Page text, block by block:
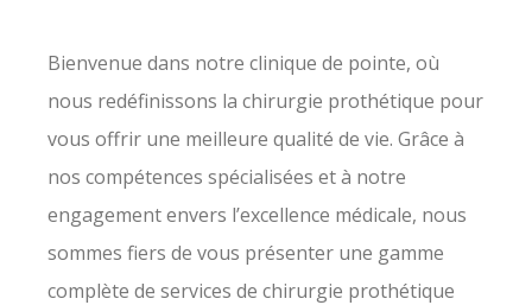
Bienvenue dans notre clinique de pointe, où
nous redéfinissons la chirurgie prothétique pour
vous offrir une meilleure qualité de vie. Grâce à
nos compétences spécialisées et à notre
engagement envers l’excellence médicale, nous
sommes fiers de vous présenter une gamme
complète de services de chirurgie prothétique